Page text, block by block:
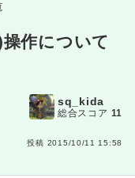
作について
sq_kida
総合スコア 11
投稿 2015/10/11 15:58